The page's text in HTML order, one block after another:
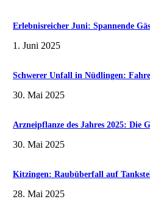
Erlebnisreicher Juni: Spannende
1. Juni 2025
Schwerer Unfall in Nüdlingen:
30. Mai 2025
Arzneipflanze des Jahres 2025:
30. Mai 2025
Kitzingen: Raubüberfall auf
28. Mai 2025